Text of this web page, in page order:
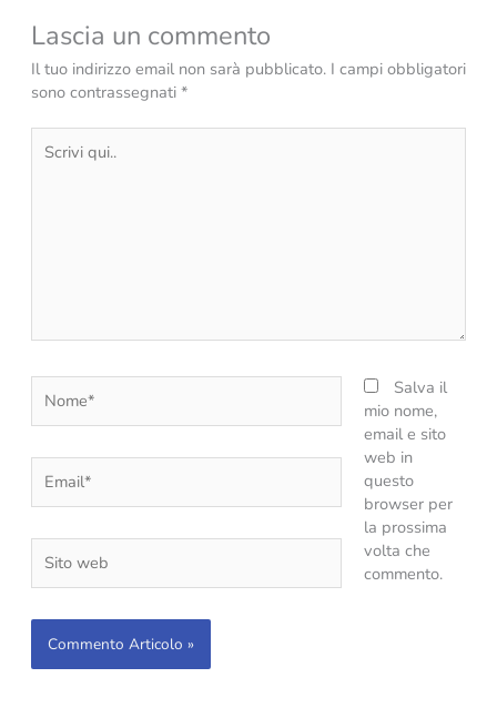
Lascia un commento
Il tuo indirizzo email non sarà pubblicato. I campi obbligatori
sono contrassegnati *
qui..
web
Salva il
mio nome,
email e sito
web in
questo
browser per
la prossima
volta che
commento.